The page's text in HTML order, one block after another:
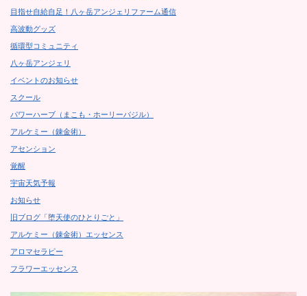
目指せ自給自足！八ヶ岳アンジェリファーム通信
高波動グッズ
循環型コミュニティ
八ヶ岳アンジェリ
イベントのお知らせ
スクール
パワーハーブ（まこも・ホーリーバジル）
アルケミー（錬金術）
アセンション
覚醒
宇宙天気予報
お知らせ
旧ブログ「堕天使のひとりごと」
アルケミー（錬金術）エッセンス
アロマセラピー
フラワーエッセンス